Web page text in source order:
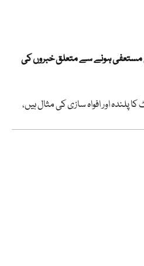
مستعفی ہونے سے متعلق خبروں کی
اور افواہ سازی کی مثال ہیں،